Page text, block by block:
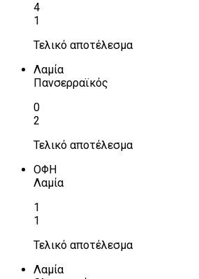
4
1
Τελικό αποτέλεσμα
Λαμία
Πανσερραϊκός
0
2
Τελικό αποτέλεσμα
ΟΦΗ
Λαμία
1
1
Τελικό αποτέλεσμα
Λαμία